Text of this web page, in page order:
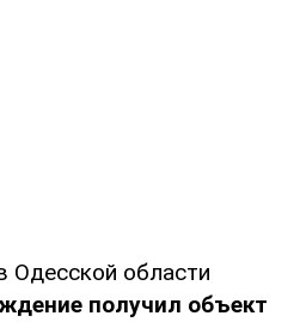
Одесской области
получил объект